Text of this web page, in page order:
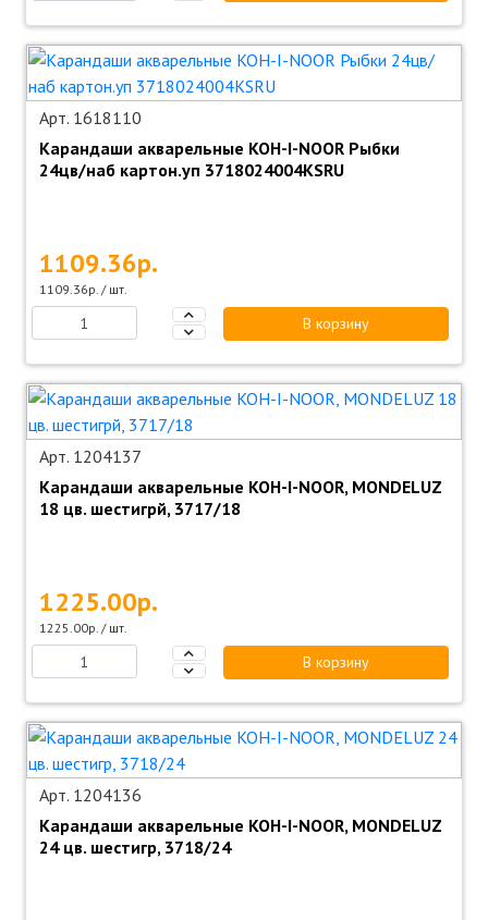
Арт. 1618110
Карандаши акварельные KOH-I-NOOR Рыбки
24цв/наб картон.уп 3718024004KSRU
1109.36р.
1109.36р. / шт.
В корзину
Арт. 1204137
Карандаши акварельные KOH-I-NOOR, MONDELUZ
18 цв. шестигрй, 3717/18
1225.00р.
1225.00р. / шт.
В корзину
Арт. 1204136
Карандаши акварельные KOH-I-NOOR, MONDELUZ
24 цв. шестигр, 3718/24